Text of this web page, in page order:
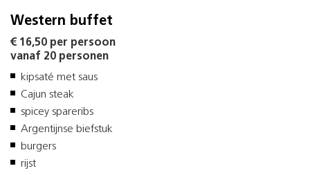
Western buffet
€ 16,50 per persoon
vanaf 20 personen
kipsaté met saus
Cajun steak
spicey spareribs
Argentijnse biefstuk
burgers
rijst